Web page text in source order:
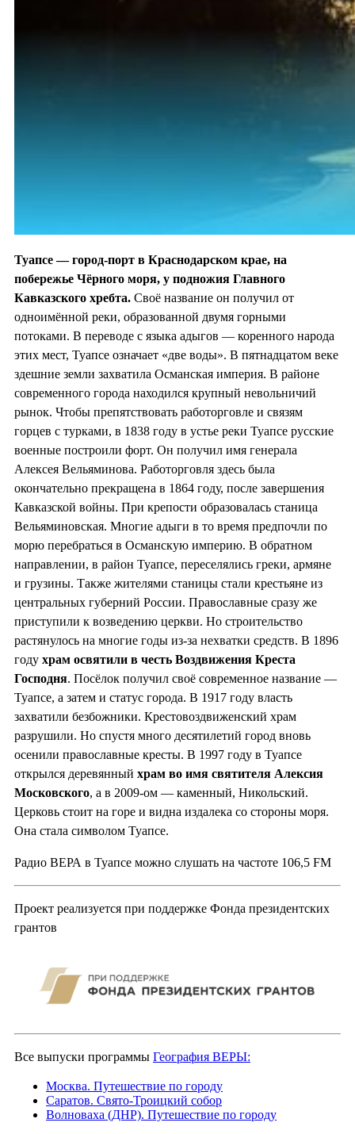
Туапсе — город-порт в Краснодарском крае, на
побережье Чёрного моря, у подножия Главного
Кавказского хребта. Своё название он получил от
одноимённой реки, образованной двумя горными
потоками. В переводе с языка адыгов — коренного народа
этих мест, Туапсе означает «две воды». В пятнадцатом веке
здешние земли захватила Османская империя. В районе
современного города находился крупный невольничий
рынок. Чтобы препятствовать работорговле и связям
горцев с турками, в 1838 году в устье реки Туапсе русские
военные построили форт. Он получил имя генерала
Алексея Вельяминова. Работорговля здесь была
окончательно прекращена в 1864 году, после завершения
Кавказской войны. При крепости образовалась станица
Вельяминовская. Многие адыги в то время предпочли по
морю перебраться в Османскую империю. В обратном
направлении, в район Туапсе, переселялись греки, армяне
и грузины. Также жителями станицы стали крестьяне из
центральных губерний России. Православные сразу же
приступили к возведению церкви. Но строительство
растянулось на многие годы из-за нехватки средств. В 1896
году храм освятили в честь Воздвижения Креста
Господня. Посёлок получил своё современное название —
Туапсе, а затем и статус города. В 1917 году власть
захватили безбожники. Крестовоздвиженский храм
разрушили. Но спустя много десятилетий город вновь
осенили православные кресты. В 1997 году в Туапсе
открылся деревянный храм во имя святителя Алексия
Московского, а в 2009-ом — каменный, Никольский.
Церковь стоит на горе и видна издалека со стороны моря.
Она стала символом Туапсе.
Радио ВЕРА в Туапсе можно слушать на частоте 106,5 FM
Проект реализуется при поддержке Фонда президентских
грантов
Все выпуски программы География ВЕРЫ:
Москва. Путешествие по городу
Саратов. Свято-Троицкий собор
Волноваха (ДНР). Путешествие по городу